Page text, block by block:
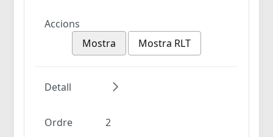
Accions
Mostra
Mostra RLT
Detall
Ordre 2